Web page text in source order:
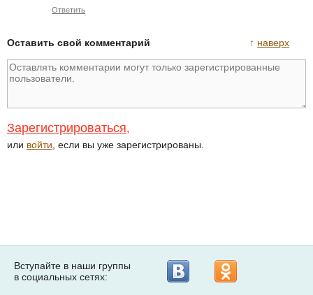
Ответить
↑ наверх
Оставить свой комментарий
Зарегистрироваться,
или войти , если вы уже зарегистрированы.
Вступайте в наши группы
в социальных сетях: